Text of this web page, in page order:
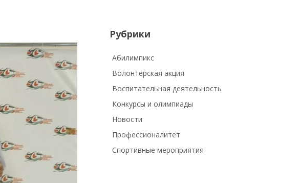
Рубрики
Абилимпикс
Волонтёрская акция
Воспитательная деятельность
Конкурсы и олимпиады
Новости
Профессионалитет
Спортивные мероприятия